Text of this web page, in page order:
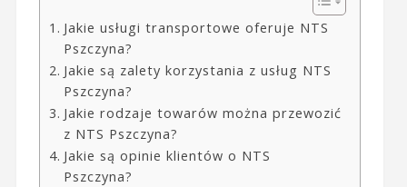
Jakie usługi transportowe oferuje NTS
Pszczyna?
Jakie są zalety korzystania z usług NTS
Pszczyna?
Jakie rodzaje towarów można przewozić
z NTS Pszczyna?
Jakie są opinie klientów o NTS
Pszczyna?